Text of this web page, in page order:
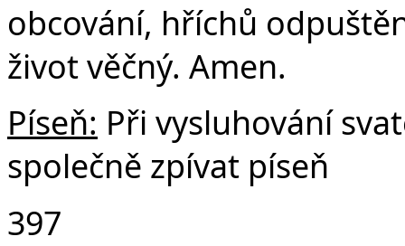
obcování, hříchů
život věčný. Amen.
Píseň: Při vysluhování
společně zpívat píseň
397